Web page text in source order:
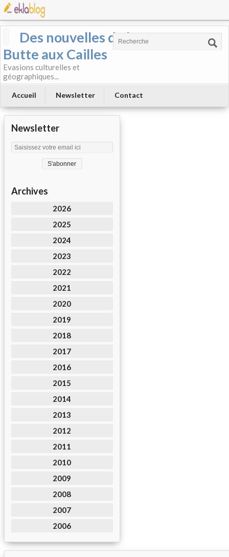
Des nouvelles de la
Butte aux Cailles
Evasions culturelles et
géographiques...
Accueil Newsletter Contact
Newsletter
Archives
2026
2025
2024
2023
2022
2021
2020
2019
2018
2017
2016
2015
2014
2013
2012
2011
2010
2009
2008
2007
2006